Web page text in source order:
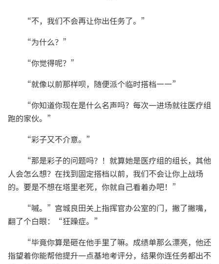
“不，我们不会再让你出任务了。”
“为什么？”
“你觉得呢？”
“就像以前那样呗，随便派个临时搭档——”
“你知道你现在是什么名声吗？每次一进场就往医疗组
跑的家伙。”
“彩子又不介意。”
“那是彩子的问题吗？！就算她是医疗组的组长，其他
人会怎么想？在找到固定搭档以前，我们不会让你上战场
的。要是不想在塔里老死，你就自己看着办吧！”
“嘁。”宫城良田关上指挥官办公室的门，撇了撇嘴，
翻了个白眼：“狂躁症。”
“毕竟你算是砸在他手里了嘛。成绩单那么漂亮，他还
指望着你能帮他提升一点基地考评分，结果你连任务都出不